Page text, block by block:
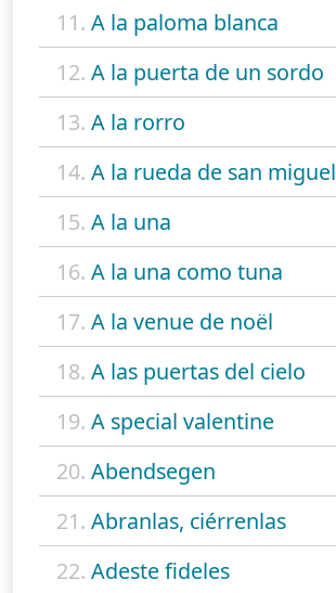
11. A la paloma blanca
12. A la puerta de un sordo
13. A la rorro
14. A la rueda de san miguel
15. A la una
16. A la una como tuna
17. A la venue de noël
18. A las puertas del cielo
19. A special valentine
20. Abendsegen
21. Abranlas, ciérrenlas
22. Adeste fideles